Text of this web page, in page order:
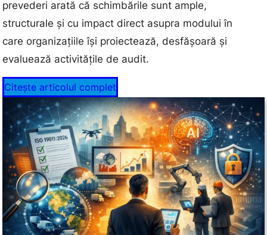
prevederi arată că schimbările sunt ample,
structurale și cu impact direct asupra modului în
care organizațiile își proiectează, desfășoară și
evaluează activitățile de audit.
Citește articolul complet